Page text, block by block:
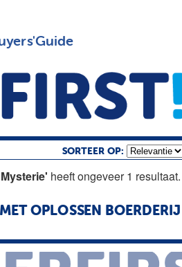
SORTEER OP:
heeft ongeveer 1 resultaat.
OPLOSSEN BOERDERIJ